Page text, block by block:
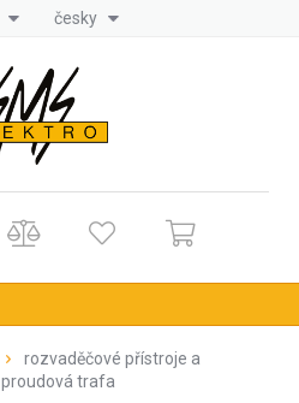
česky
rozvaděčové přístroje a
proudová trafa